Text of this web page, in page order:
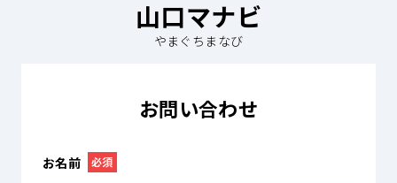
山口マナビ
やまぐちまなび
お問い合わせ
お名前 必須